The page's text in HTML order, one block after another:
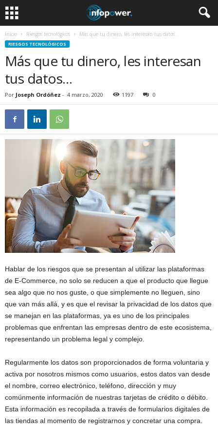
Inicio Riesgos tecnológicos Más que tu dinero, les interesan tus datos…
RIESGOS TECNOLÓGICOS
Más que tu dinero, les interesan
tus datos…
Por Joseph Ordóñez - 4 marzo, 2020 1197 0
Hablar de los riesgos que se presentan al utilizar las plataformas
de E-Commerce, no solo se reducen a que el producto que llegue
sea algo que no nos guste, o que simplemente no lleguen, sino
que van más allá, y es que el revisar la privacidad de los datos que
se manejan en las plataformas, ya es uno de los principales
problemas que enfrentan las empresas dentro de este ecosistema,
representando un problema legal y complejo.
Regularmente los datos son proporcionados de forma voluntaria y
activa por nosotros mismos como usuarios, estos datos van desde
el nombre, correo electrónico, teléfono, dirección y muy
comúnmente información de nuestras tarjetas de crédito o débito.
Esta información es recopilada a través de formularios digitales de
las tiendas al momento de registrarnos y concretar una compra.